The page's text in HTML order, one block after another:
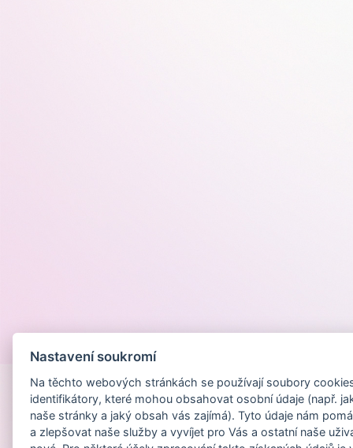
Nastavení soukromí
Na těchto webových stránkách se používají soubory
identifikátory, které mohou obsahovat osobní údaje (např.
naše stránky a jaký obsah vás zajímá). Tyto údaje nám
a zlepšovat naše služby a vyvíjet pro Vás a ostatní naše